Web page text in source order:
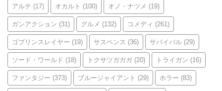
アルテ (17) オカルト (100) オノ・ナツメ (19)
ガンアクション (31) グルメ (132) コメディ (261)
ゴブリンスレイヤー (19) サスペンス (36) サバイバル (29)
ソード・ワールド (18) トクサツガガガ (20) トライガン (16)
ファンタジー (373) ブルージャイアント (29) ホラー (83)